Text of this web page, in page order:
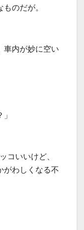
のだが。
車内が妙に空い
コいいけど、
がわしくなる不